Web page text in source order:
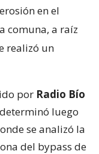
en el
comuna, a raíz
realizó un
por Radio Bío
luego
se analizó la
del bypass de